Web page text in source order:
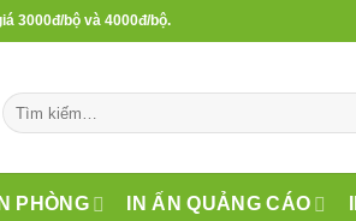
3000đ/bộ và 4000đ/bộ.
Tìm
kiếm:
PHÒNG IN ẤN QUẢNG CÁO